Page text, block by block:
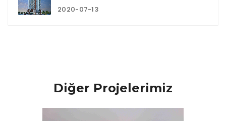
2020-07-13
Diğer Projelerimiz